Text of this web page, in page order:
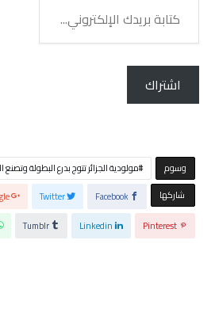
بريدك
الإلكتروني...
اشتراك
‫‫‫‫وسوم‬
مولودية الجزائر تتوج بدرع البطولة وتصنع
‫‫ شاركها‬
Facebook
Twitter
Pinterest
Linkedin
Tumblr